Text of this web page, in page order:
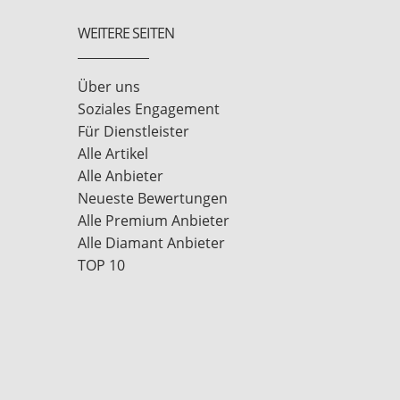
WEITERE SEITEN
Über uns
Soziales Engagement
Für Dienstleister
Alle Artikel
Alle Anbieter
Neueste Bewertungen
Alle Premium Anbieter
Alle Diamant Anbieter
TOP 10